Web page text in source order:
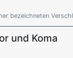
bezeichneten
und Koma